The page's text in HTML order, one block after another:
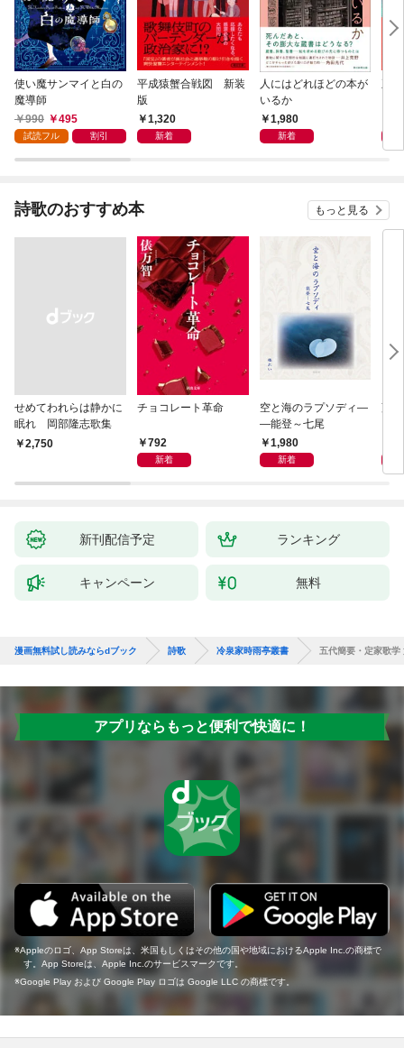
使い魔サンマイと白の
魔導師
990
495
試読フル 割引
平成猿蟹合戦図 新装
版
1,320
新着
人にはどれほどの本が
いるか
1,980
新着
五
詩歌のおすすめ本 もっと見る
せめてわれらは静かに
眠れ 岡部隆志歌集
￥2,750
チョコレート革命
792
新着
空と海のラプソディ―
―能登～七尾
1,980
新着
藤
新刊配信予定 ランキング
キャンペーン 無料
漫画無料試し読みならdブック 詩歌 冷泉家時雨亭叢書 五代簡要・定家歌学
アプリならもっと便利で快適に！
Appleのロゴ、App Storeは、米国もしくはその他の国や地域におけるApple Inc.の商標で
す。App Storeは、Apple Inc.のサービスマークです。
Google Play および Google Play ロゴは Google LLC の商標です。